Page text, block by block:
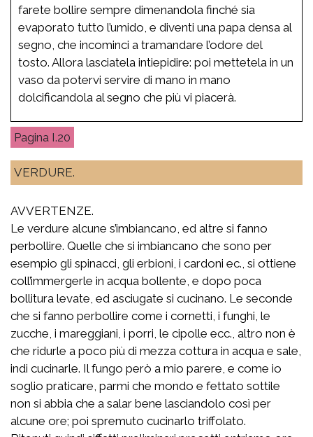
farete bollire sempre dimenandola finché sia
evaporato tutto l’umido, e diventi una papa densa al
segno, che incominci a tramandare l’odore del
tosto. Allora lasciatela intiepidire: poi mettetela in un
vaso da potervi servire di mano in mano
dolcificandola al segno che più vi piacerà.
I.20
VERDURE.
AVVERTENZE.
Le verdure alcune s’imbiancano, ed altre si fanno
perbollire. Quelle che si imbiancano che sono per
esempio gli spinacci, gli erbioni, i cardoni ec., si ottiene
coll’immergerle in acqua bollente, e dopo poca
bollitura levate, ed asciugate si cucinano. Le seconde
che si fanno perbollire come i cornetti, i funghi, le
zucche, i mareggiani, i porri, le cipolle ecc., altro non è
che ridurle a poco più di mezza cottura in acqua e sale,
indi cucinarle. Il fungo però a mio parere, e come io
soglio praticare, parmi che mondo e fettato sottile
non si abbia che a salar bene lasciandolo così per
alcune ore; poi spremuto cucinarlo triffolato.